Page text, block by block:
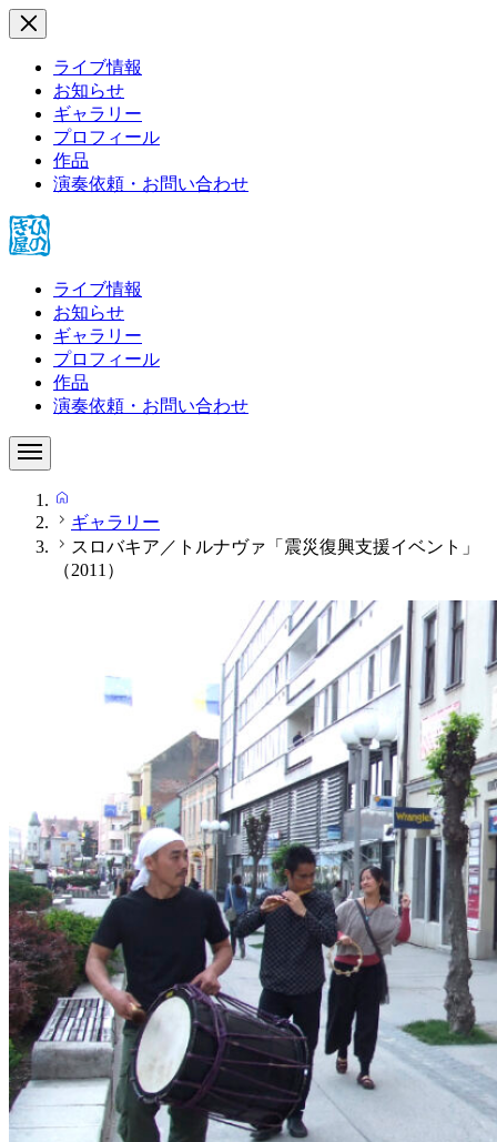
ライブ情報
お知らせ
ギャラリー
プロフィール
作品
演奏依頼・お問い合わせ
ライブ情報
お知らせ
ギャラリー
プロフィール
作品
演奏依頼・お問い合わせ
ギャラリー
スロバキア／トルナヴァ「震災復興支援イベント」
（2011）